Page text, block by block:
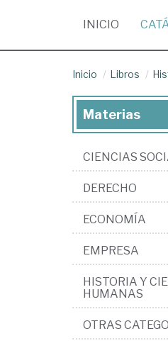
INICIO
Inicio Libros
Materias
CIENCIAS
DERECHO
ECONOMÍA
EMPRESA
HISTORIA Y
HUMANAS
OTRAS